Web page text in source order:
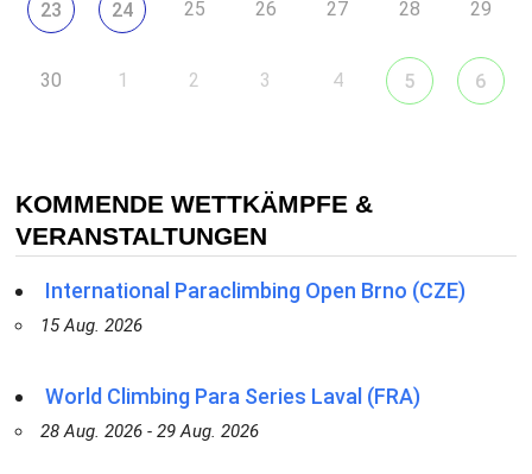
23 24 25 26 27 28 29
30 1 2 3 4 5 6
KOMMENDE WETTKÄMPFE &
VERANSTALTUNGEN
International Paraclimbing Open Brno (CZE)
15 Aug. 2026
World Climbing Para Series Laval (FRA)
28 Aug. 2026 - 29 Aug. 2026